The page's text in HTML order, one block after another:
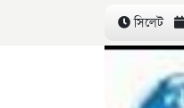
সিলেট